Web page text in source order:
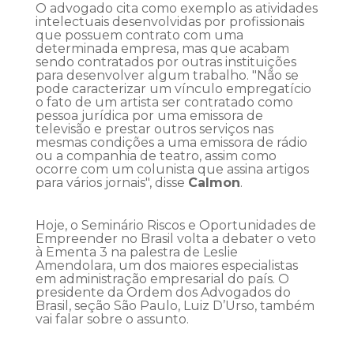
O advogado cita como exemplo as atividades
intelectuais desenvolvidas por profissionais
que possuem contrato com uma
determinada empresa, mas que acabam
sendo contratados por outras instituições
para desenvolver algum trabalho. "Não se
pode caracterizar um vínculo empregatício
o fato de um artista ser contratado como
pessoa jurídica por uma emissora de
televisão e prestar outros serviços nas
mesmas condições a uma emissora de rádio
ou a companhia de teatro, assim como
ocorre com um colunista que assina artigos
para vários jornais", disse Calmon.
Hoje, o Seminário Riscos e Oportunidades de
Empreender no Brasil volta a debater o veto
à Ementa 3 na palestra de Leslie
Amendolara, um dos maiores especialistas
em administração empresarial do país. O
presidente da Ordem dos Advogados do
Brasil, seção São Paulo, Luiz D’Urso, também
vai falar sobre o assunto.